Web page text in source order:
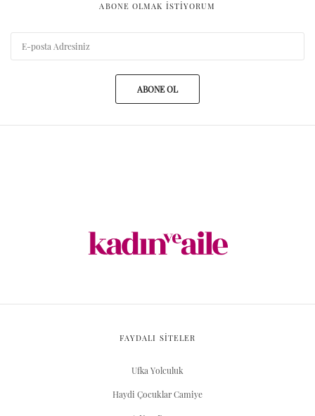
ABONE OLMAK ISTIYORUM
ABONE OL
FAYDALI SİTELER
Ufka Yolculuk
Haydi Çocuklar Camiye